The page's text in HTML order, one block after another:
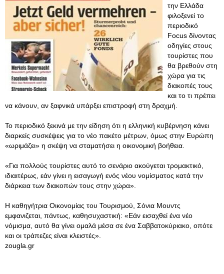
την Ελλάδα
φιλοξενεί το
περιοδικό
Focus δίνοντας
οδηγίες στους
τουρίστες που
θα βρεθούν στη
χώρα για τις
διακοπές τους
και το τι πρέπει
να κάνουν, αν ξαφνικά υπάρξει επιστροφή στη δραχμή.
Το περιοδικό ξεκινά με την είδηση ότι η ελληνική κυβέρνηση κάνει
διαρκείς συσκέψεις για το νέο πακέτο μέτρων, όμως στην Ευρώπη
«ωριμάζει» η σκέψη να σταματήσει η οικονομική βοήθεια.
«Για πολλούς τουρίστες αυτό το σενάριο ακούγεται τρομακτικό,
ιδιαιτέρως, εάν γίνει η εισαγωγή ενός νέου νομίσματος κατά την
διάρκεια των διακοπών τους στην χώρα».
Η καθηγήτρια Οικονομίας του Τουρισμού, Σόνια Μουντς
εμφανιζεται, πάντως, καθησυχαστική: «Εάν εισαχθεί ένα νέο
νόμισμα, αυτό θα γίνει ομαλά μέσα σε ένα Σαββατοκύριακο, οπότε
και οι τράπεζες είναι κλειστές».
zougla.gr